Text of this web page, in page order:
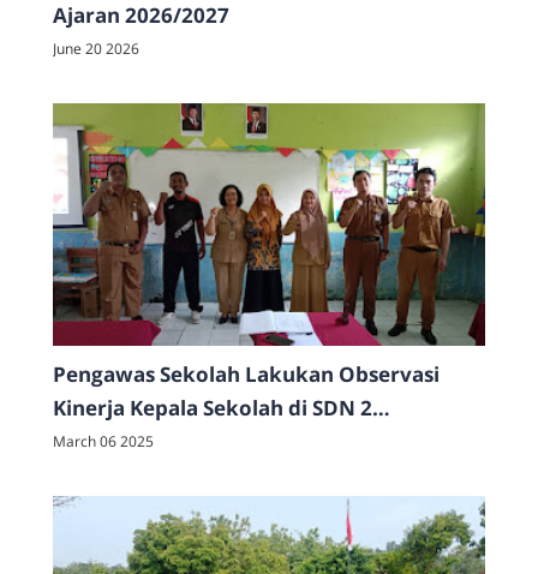
Ajaran 2026/2027
June 20 2026
Pengawas Sekolah Lakukan Observasi
Kinerja Kepala Sekolah di SDN 2
Sendangrejo
March 06 2025